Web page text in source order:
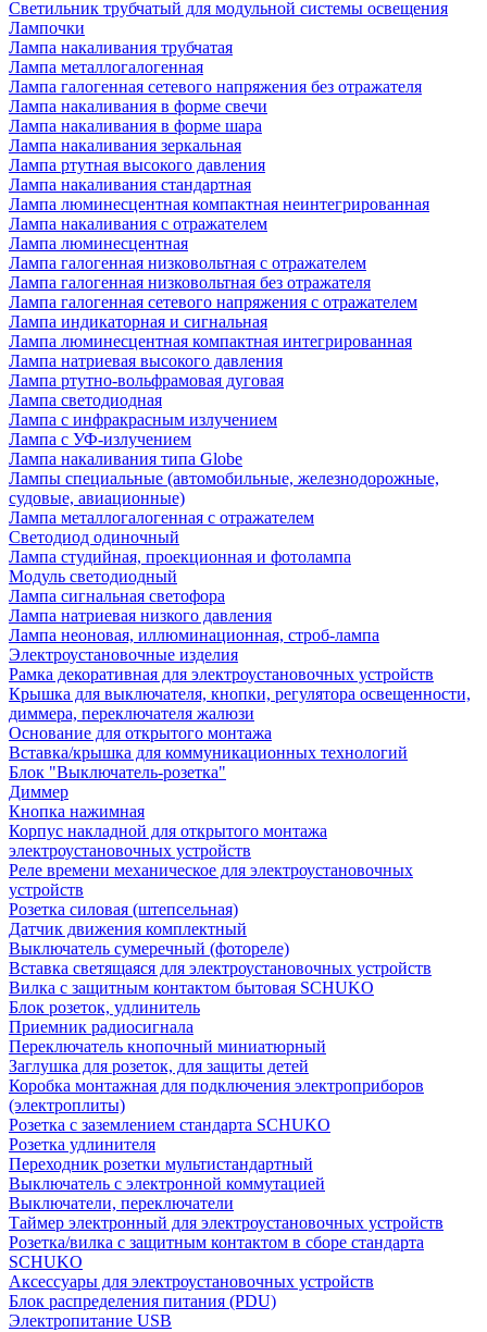
Светильник трубчатый для модульной системы освещения
Лампочки
Лампа накаливания трубчатая
Лампа металлогалогенная
Лампа галогенная сетевого напряжения без отражателя
Лампа накаливания в форме свечи
Лампа накаливания в форме шара
Лампа накаливания зеркальная
Лампа ртутная высокого давления
Лампа накаливания стандартная
Лампа люминесцентная компактная неинтегрированная
Лампа накаливания с отражателем
Лампа люминесцентная
Лампа галогенная низковольтная с отражателем
Лампа галогенная низковольтная без отражателя
Лампа галогенная сетевого напряжения с отражателем
Лампа индикаторная и сигнальная
Лампа люминесцентная компактная интегрированная
Лампа натриевая высокого давления
Лампа ртутно-вольфрамовая дуговая
Лампа светодиодная
Лампа с инфракрасным излучением
Лампа с УФ-излучением
Лампа накаливания типа Globe
Лампы специальные (автомобильные, железнодорожные,
судовые, авиационные)
Лампа металлогалогенная с отражателем
Светодиод одиночный
Лампа студийная, проекционная и фотолампа
Модуль светодиодный
Лампа сигнальная светофора
Лампа натриевая низкого давления
Лампа неоновая, иллюминационная, строб-лампа
Электроустановочные изделия
Рамка декоративная для электроустановочных устройств
Крышка для выключателя, кнопки, регулятора освещенности,
диммера, переключателя жалюзи
Основание для открытого монтажа
Вставка/крышка для коммуникационных технологий
Блок "Выключатель-розетка"
Диммер
Кнопка нажимная
Корпус накладной для открытого монтажа
электроустановочных устройств
Реле времени механическое для электроустановочных
устройств
Розетка силовая (штепсельная)
Датчик движения комплектный
Выключатель сумеречный (фотореле)
Вставка светящаяся для электроустановочных устройств
Вилка с защитным контактом бытовая SCHUKO
Блок розеток, удлинитель
Приемник радиосигнала
Переключатель кнопочный миниатюрный
Заглушка для розеток, для защиты детей
Коробка монтажная для подключения электроприборов
(электроплиты)
Розетка с заземлением стандарта SCHUKO
Розетка удлинителя
Переходник розетки мультистандартный
Выключатель с электронной коммутацией
Выключатели, переключатели
Таймер электронный для электроустановочных устройств
Розетка/вилка с защитным контактом в сборе стандарта
SCHUKO
Аксессуары для электроустановочных устройств
Блок распределения питания (PDU)
Электропитание USB